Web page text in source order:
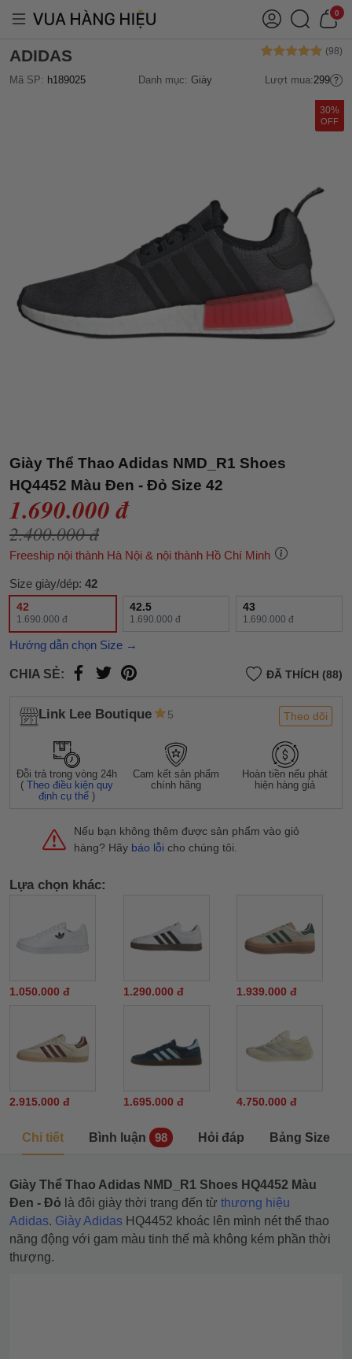
0
ADIDAS
Mã SP: h189025 Danh mục: Giày Lượt mua:299
30%
OFF
Giày Thể Thao Adidas NMD_R1 Shoes
HQ4452 Màu Đen - Đỏ Size 42
1.690.000 đ
2.400.000 đ
Freeship nội thành Hà Nội & nội thành Hồ Chí Minh
Size giày/dép: 42
42
1.690.000 đ
42.5
1.690.000 đ
43
1.690.000 đ
Hướng dẫn chọn Size →
CHIA SẺ: ĐÃ THÍCH (88)
Link Lee Boutique 5 Theo dõi
Đỗi trả trong vòng 24h
(Theo điều kiện quy
định cụ thể )
Cam kết sản phẩm
chính hãng
Hoàn tiền nếu phát
hiện hàng giả
Nếu bạn không thêm được sản phẩm vào giỏ
hàng? Hãy báo lỗi cho chúng tôi.
Lựa chọn khác:
1.050.000 đ 1.290.000 đ 1.939.000 đ
2.915.000 đ 1.695.000 đ 4.750.000 đ
Chi tiết Bình luận 98 Hỏi đáp Bảng Size
Giày Thể Thao Adidas NMD_R1 Shoes HQ4452 Màu
Đen - Đỏ là đôi giày thời trang đến từ thương hiệu
Adidas. Giày Adidas HQ4452 khoác lên mình nét thể thao
năng động với gam màu tinh thế mà không kém phần thời
thượng.